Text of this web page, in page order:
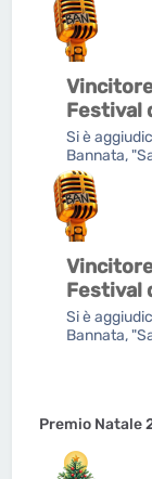
Festival
Si è
Bannata,
Festival
Si è
Bannata,
Premio Natale